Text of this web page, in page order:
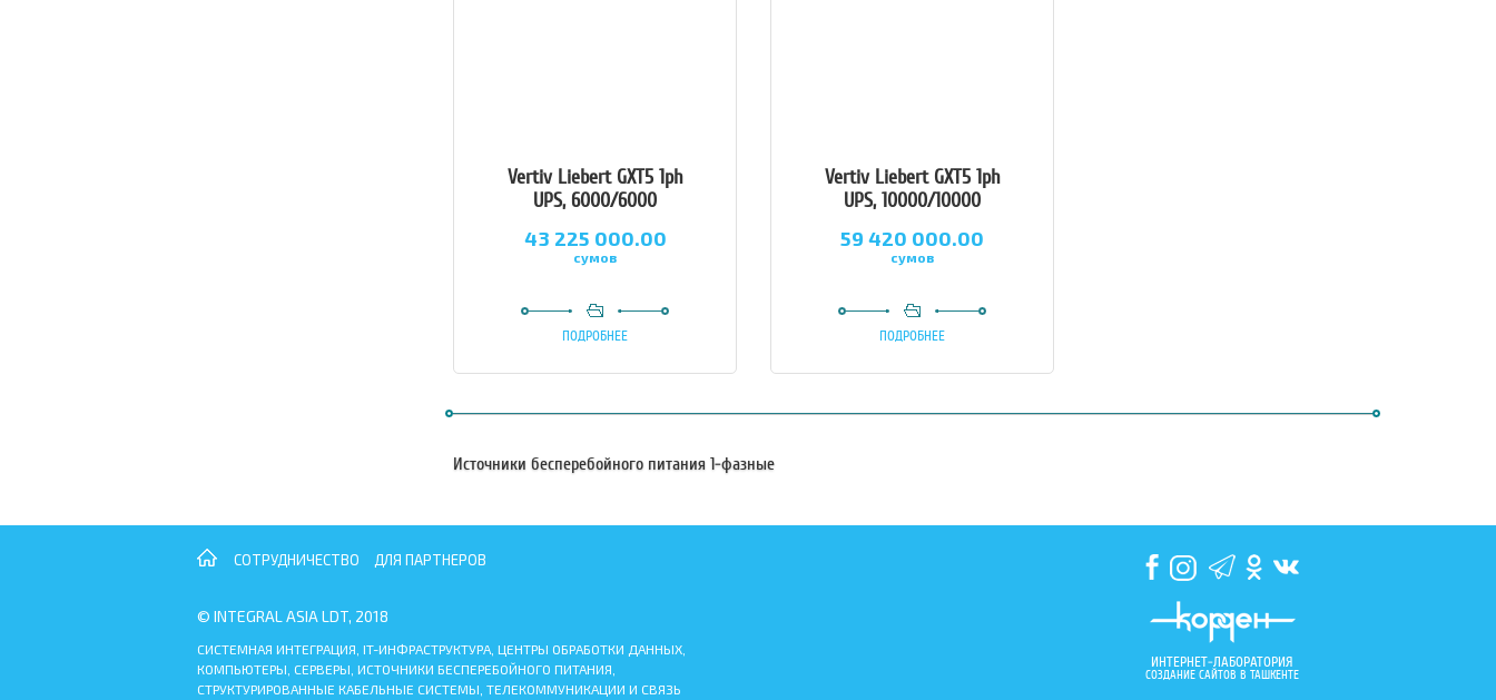
Vertiv Liebert GXT5 1ph
UPS, 6000/6000
43 225 000.00
сумов
ПОДРОБНЕЕ
Vertiv Liebert GXT5 1ph
UPS, 10000/10000
59 420 000.00
сумов
ПОДРОБНЕЕ
Источники бесперебойного питания 1-фазные
СОТРУДНИЧЕСТВО ДЛЯ ПАРТНЕРОВ
© INTEGRAL ASIA LDT, 2018
СИСТЕМНАЯ ИНТЕГРАЦИЯ, IT-ИНФРАСТРУКТУРА, ЦЕНТРЫ ОБРАБОТКИ ДАННЫХ,
КОМПЬЮТЕРЫ, СЕРВЕРЫ, ИСТОЧНИКИ БЕСПЕРЕБОЙНОГО ПИТАНИЯ,
СТРУКТУРИРОВАННЫЕ КАБЕЛЬНЫЕ СИСТЕМЫ, ТЕЛЕКОММУНИКАЦИИ И СВЯЗЬ
ИНТЕРНЕТ-ЛАБОРАТОРИЯ
СОЗДАНИЕ САЙТОВ В ТАШКЕНТЕ